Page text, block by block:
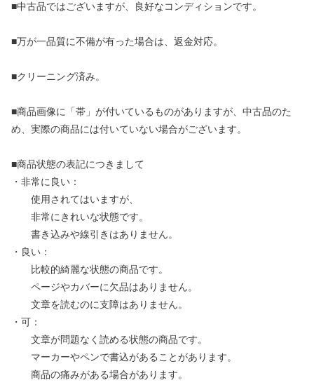
■中古品ではございますが、良好なコンディションです。
■万が一品質に不備が有った場合は、返金対応。
■クリーニング済み。
■商品画像に「帯」が付いているものがありますが、中古品のた
め、実際の商品には付いていない場合がございます。
■商品状態の表記につきまして
・非常に良い：
使用されてはいますが、
非常にきれいな状態です。
書き込みや線引きはありません。
・良い：
比較的綺麗な状態の商品です。
ページやカバーに欠品はありません。
文章を読むのに支障はありません。
・可：
文章が問題なく読める状態の商品です。
マーカーやペンで書込があることがあります。
商品の痛みがある場合があります。